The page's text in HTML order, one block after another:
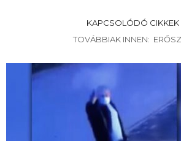
KAPCSOLÓDÓ CIKKEK
TOVÁBBIAK INNEN: